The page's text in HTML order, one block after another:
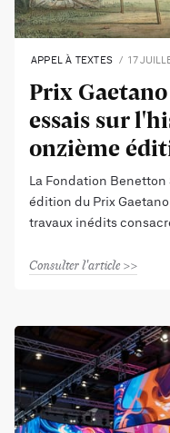
APPEL À TEXTES 17
Prix
essais sur
onzième
La Fondation
édition du Prix
travaux inédits
Consulter l'article